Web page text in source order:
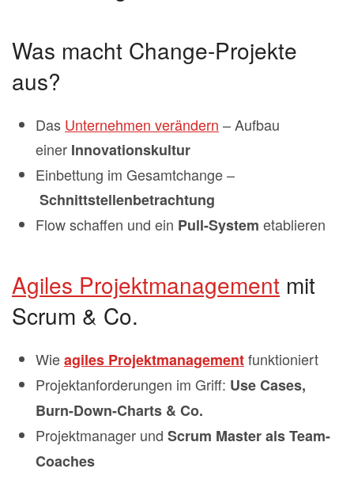
Was macht Change-Projekte
aus?
Das Unternehmen verändern – Aufbau
einer Innovationskultur
Einbettung im Gesamtchange –
Schnittstellenbetrachtung
Flow schaffen und ein Pull-System etablieren
Agiles Projektmanagement mit
Scrum & Co.
Wieagiles Projektmanagementfunktioniert
Projektanforderungen im Griff: Use Cases,
Burn-Down-Charts & Co.
Projektmanager und Scrum Master als Team-
Coaches